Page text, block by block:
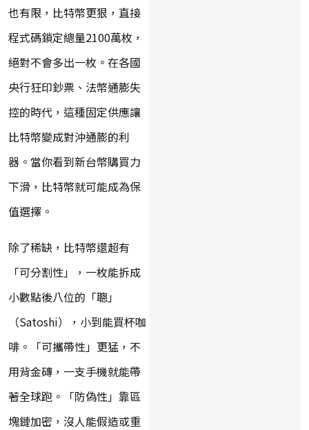
也有限，比特幣更狠，直接
程式碼鎖定總量2100萬枚，
絕對不會多出一枚。在各國
央行狂印鈔票、法幣通膨失
控的時代，這種固定供應讓
比特幣變成對沖通膨的利
器。當你看到新台幣購買力
下滑，比特幣就可能成為保
值選擇。
除了稀缺，比特幣還超有
「可分割性」，一枚能拆成
小數點後八位的「聰」
（Satoshi），小到能買杯咖
啡。「可攜帶性」更猛，不
用背金磚，一支手機就能帶
著全球跑。「防偽性」靠區
塊鏈加密，沒人能假造或重